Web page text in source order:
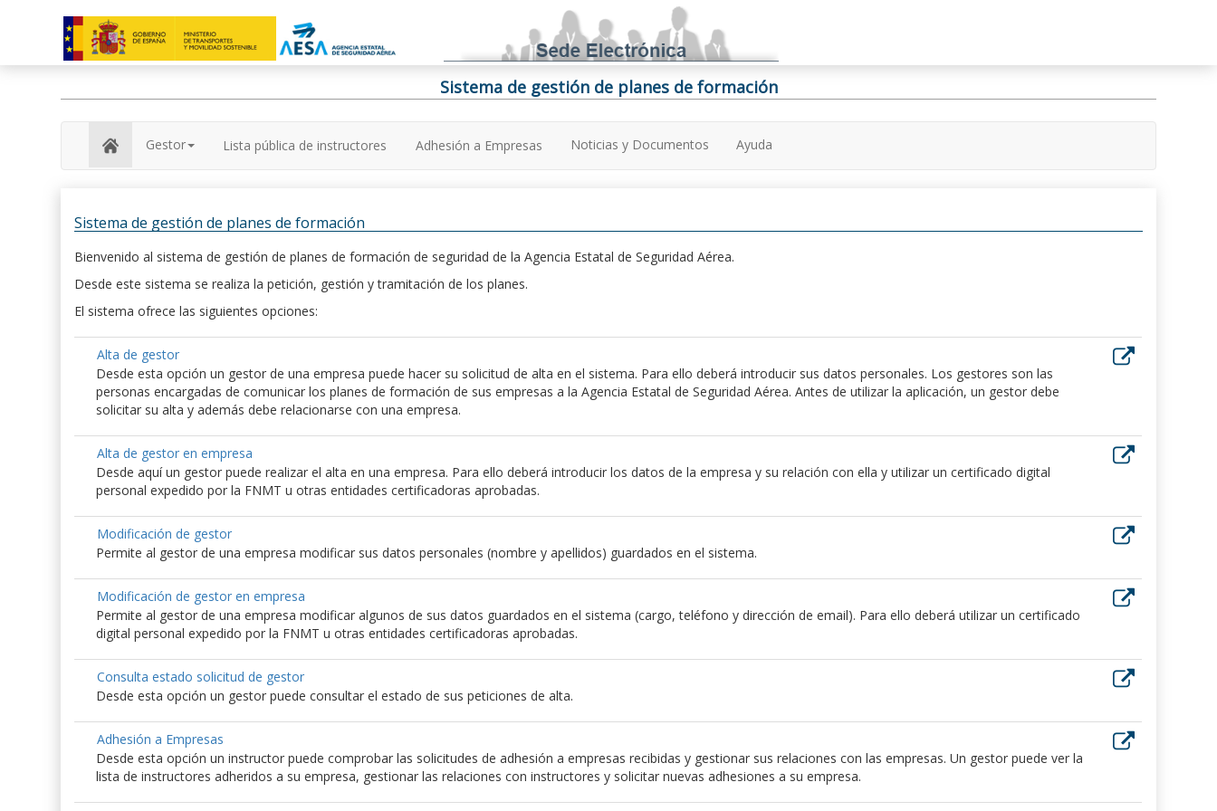
Sistema de gestión de planes de formación
Gestor Lista pública de instructores Adhesión a Empresas Noticias y Documentos Ayuda
Sistema de gestión de planes de formación
Bienvenido al sistema de gestión de planes de formación de seguridad de la Agencia Estatal de Seguridad Aérea.
Desde este sistema se realiza la petición, gestión y tramitación de los planes.
El sistema ofrece las siguientes opciones:
Alta de gestor
Desde esta opción un gestor de una empresa puede hacer su solicitud de alta en el sistema. Para ello deberá introducir sus datos personales. Los gestores son las
personas encargadas de comunicar los planes de formación de sus empresas a la Agencia Estatal de Seguridad Aérea. Antes de utilizar la aplicación, un gestor debe
solicitar su alta y además debe relacionarse con una empresa.
Alta de gestor en empresa
Desde aquí un gestor puede realizar el alta en una empresa. Para ello deberá introducir los datos de la empresa y su relación con ella y utilizar un certificado digital
personal expedido por la FNMT u otras entidades certificadoras aprobadas.
Modificación de gestor
Permite al gestor de una empresa modificar sus datos personales (nombre y apellidos) guardados en el sistema.
Modificación de gestor en empresa
Permite al gestor de una empresa modificar algunos de sus datos guardados en el sistema (cargo, teléfono y dirección de email). Para ello deberá utilizar un certificado
digital personal expedido por la FNMT u otras entidades certificadoras aprobadas.
Consulta estado solicitud de gestor
Desde esta opción un gestor puede consultar el estado de sus peticiones de alta.
Adhesión a Empresas
Desde esta opción un instructor puede comprobar las solicitudes de adhesión a empresas recibidas y gestionar sus relaciones con las empresas. Un gestor puede ver la
lista de instructores adheridos a su empresa, gestionar las relaciones con instructores y solicitar nuevas adhesiones a su empresa.